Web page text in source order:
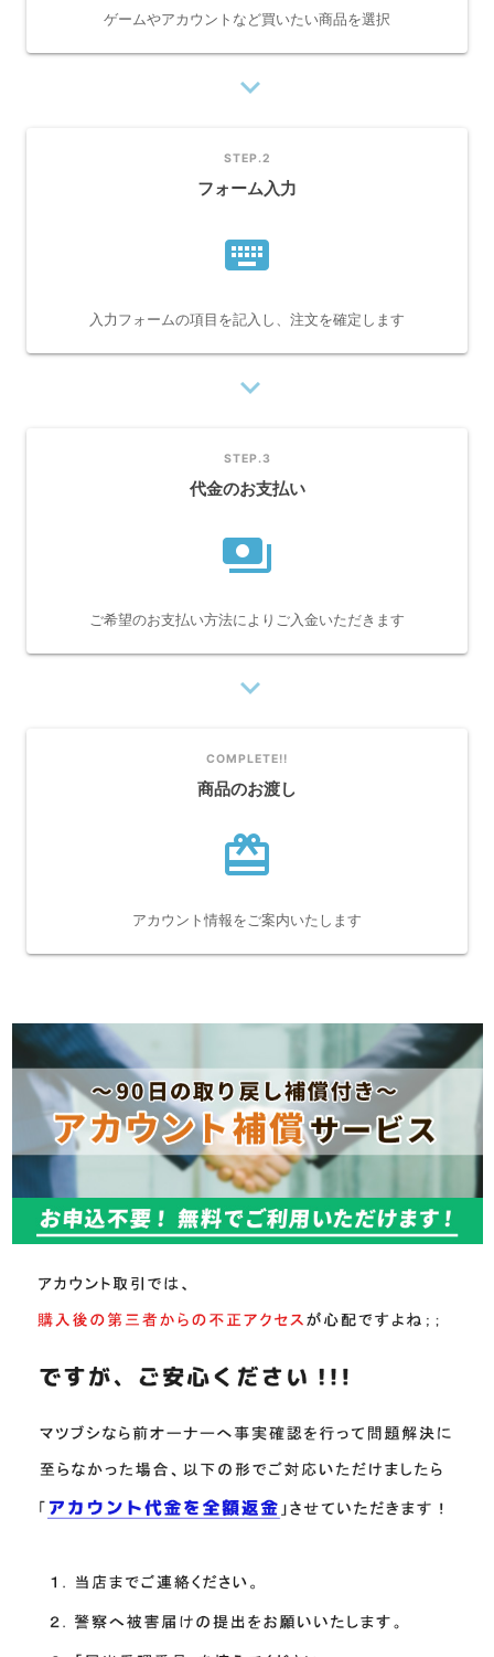
ゲームやアカウントなど買いたい商品を選択
navigate_next
STEP.2
フォーム入力
keyboard
入力フォームの項目を記入し、注文を確定します
navigate_next
STEP.3
代金のお支払い
payments
ご希望のお支払い方法によりご入金いただきます
navigate_next
COMPLETE!!
商品のお渡し
card_giftcard
アカウント情報をご案内いたします